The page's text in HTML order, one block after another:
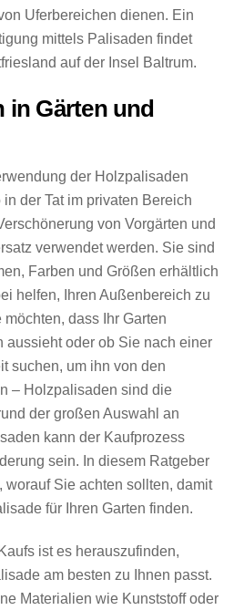
Uferbereichen dienen. Ein
mittels Palisaden findet
auf der Insel Baltrum.
in Gärten und
der Holzpalisaden
der Tat im privaten Bereich
von Vorgärten und
verwendet werden. Sie sind
Farben und Größen erhältlich
helfen, Ihren Außenbereich zu
dass Ihr Garten
aussieht oder ob Sie nach einer
suchen, um ihn von den
– Holzpalisaden sind die
der großen Auswahl an
kann der Kaufprozess
sein. In diesem Ratgeber
worauf Sie achten sollten, damit
für Ihren Garten finden.
ist es herauszufinden,
am besten zu Ihnen passt.
Materialien wie Kunststoff oder